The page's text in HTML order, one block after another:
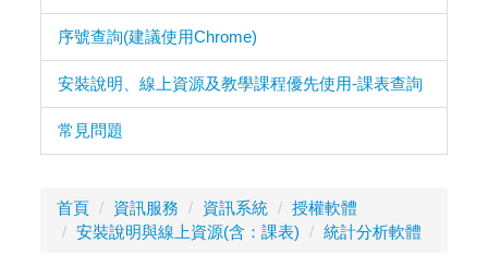
序號查詢(建議使用Chrome)
安裝說明、線上資源及教學課程優先使用-課表查詢
常見問題
首頁 資訊服務 資訊系統
授權軟體
安裝說明與線上資源(含：課表)
統計分析軟體